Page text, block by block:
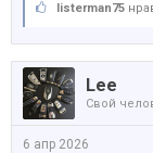
listerman75
Lee
Свой
6 апр 2026